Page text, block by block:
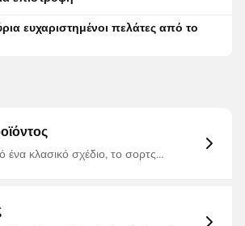
ευχαριστημένοι πελάτες από το
κλασικό σχέδιο, το σορτς
Κανονική εφαρμογή 100%